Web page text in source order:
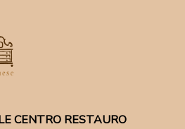
CENTRO RESTAURO